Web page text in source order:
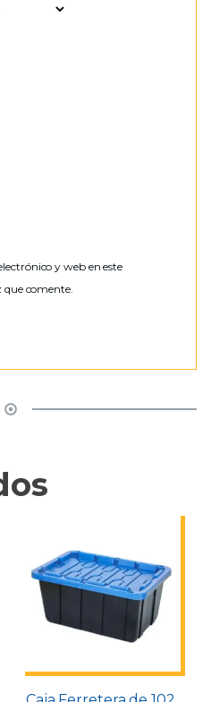
y web en este
comente.